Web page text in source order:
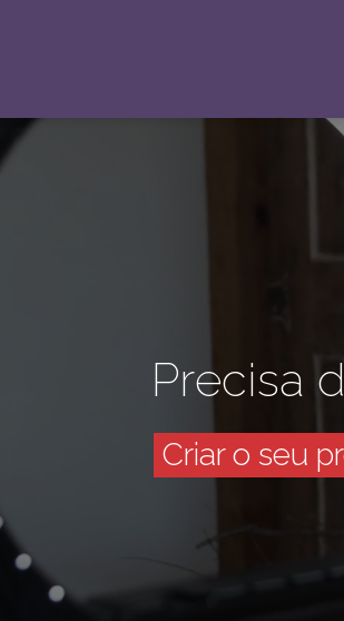
Precisa d
Criar o seu
Lançar o